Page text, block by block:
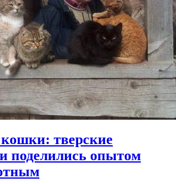
тверские
поделились опытом